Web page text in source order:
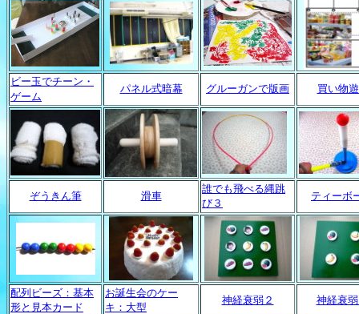
ビー玉でチーン・
ゲーム
パネル式暗幕 グルーガンで版画 買い物
ぞうきん筆 滑車
誰でも飛べる縄跳
び３
ティーボ
配列ビーズ：基本
形と見本カード
お誕生会のケー
キ：大型
神経衰弱２ 神経衰